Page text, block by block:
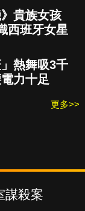
貴族女孩
西班牙女星
」熱舞吸3千
力十足
更多>>
謀殺案